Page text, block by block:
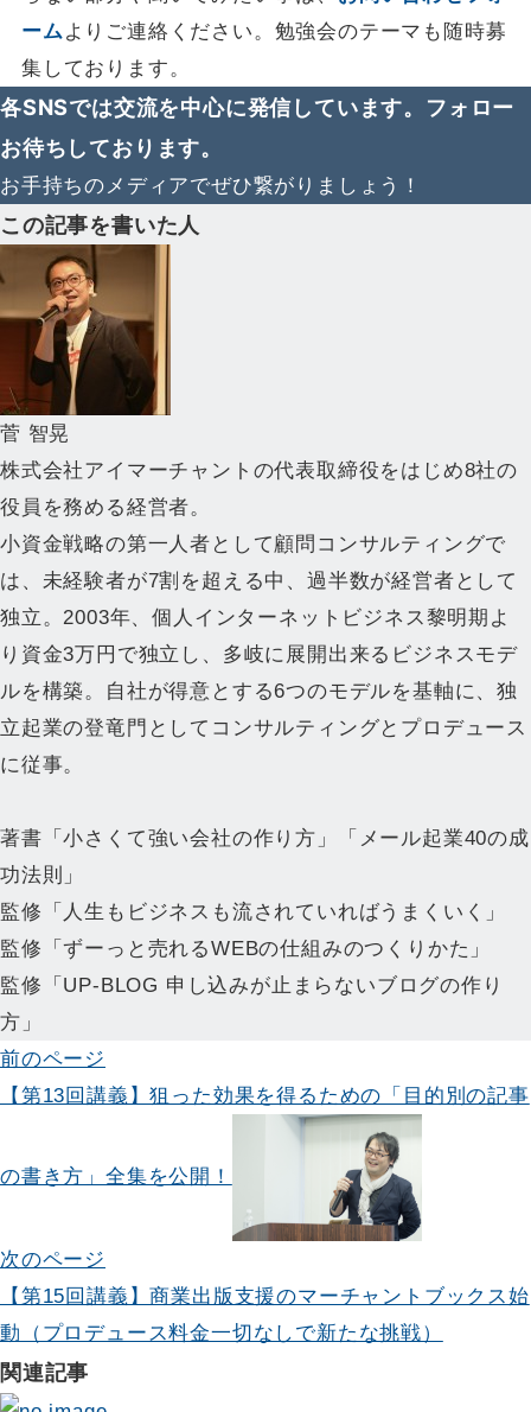
ーム よりご連絡ください。勉強会のテーマも随時募
集しております。
各SNSでは交流を中心に発信しています。フォロー
お待ちしております。
お手持ちのメディアでぜひ繋がりましょう！
この記事を書いた人
菅 智晃
株式会社アイマーチャントの代表取締役をはじめ8社の
役員を務める経営者。
小資金戦略の第一人者として顧問コンサルティングで
は、未経験者が7割を超える中、過半数が経営者として
独立。2003年、個人インターネットビジネス黎明期よ
り資金3万円で独立し、多岐に展開出来るビジネスモデ
ルを構築。自社が得意とする6つのモデルを基軸に、独
立起業の登竜門としてコンサルティングとプロデュース
に従事。
著書「小さくて強い会社の作り方」「メール起業40の成
功法則」
監修「人生もビジネスも流されていればうまくいく」
監修「ずーっと売れるWEBの仕組みのつくりかた」
監修「UP-BLOG 申し込みが止まらないブログの作り
方」
投
稿
ゲ
ー
シ
ョ
前のページ
【第13回講義】狙った効果を得るための「目的別の記事
の書き方」全集を公開！
次のページ
【第15回講義】商業出版支援のマーチャントブックス始
動（プロデュース料金一切なしで新たな挑戦）
関連記事